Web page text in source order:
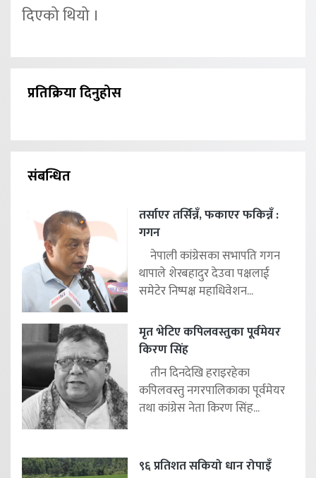
दिएको थियो ।
प्रतिक्रिया दिनुहोस
संबन्धित
तर्साएर तर्सिन्नँ, फकाएर फकिन्नँ :
गगन
नेपाली कांग्रेसका सभापति गगन
थापाले शेरबहादुर देउवा पक्षलाई
समेटेर निष्पक्ष महाधिवेशन...
मृत भेटिए कपिलवस्तुका पूर्वमेयर
किरण सिंह
तीन दिनदेखि हराइरहेका
कपिलवस्तु नगरपालिकाका पूर्वमेयर
तथा कांग्रेस नेता किरण सिंह...
९६ प्रतिशत सकियो धान रोपाइँ